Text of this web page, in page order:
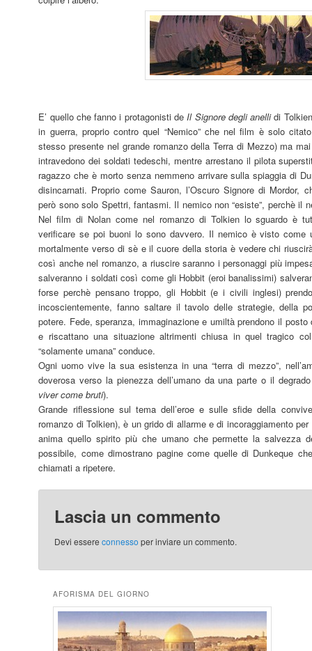
E’ quello che fanno i protagonisti deIl Signore degli anellidi
in guerra, proprio contro quel “Nemico” che nel film è solo
stesso presente nel grande romanzo della Terra di Mezzo) ma
intravedono dei soldati tedeschi, mentre arrestano il pilota
ragazzo che è morto senza nemmeno arrivare sulla spiaggia di
disincarnati. Proprio come Sauron, l’Oscuro Signore di Mordor,
però sono solo Spettri, fantasmi. Il nemico non “esiste”, perchè il
Nel film di Nolan come nel romanzo di Tolkien lo sguardo è
verificare se poi buoni lo sono davvero. Il nemico è visto
mortalmente verso di sè e il cuore della storia è vedere chi
così anche nel romanzo, a riuscire saranno i personaggi più
salveranno i soldati così come gli Hobbit (eroi banalissimi)
forse perchè pensano troppo, gli Hobbit (e i civili inglesi)
incoscientemente, fanno saltare il tavolo delle strategie, della
potere. Fede, speranza, immaginazione e umiltà prendono il
e riscattano una situazione altrimenti chiusa in quel tragico
“solamente umana” conduce.
Ogni uomo vive la sua esistenza in una “terra di mezzo”,
doverosa verso la pienezza dell’umano da una parte o il
viver come bruti).
Grande riflessione sul tema dell’eroe e sulle sfide della
romanzo di Tolkien), è un grido di allarme e di incoraggiamento
anima quello spirito più che umano che permette la salvezza
possibile, come dimostrano pagine come quelle di Dunkeque
chiamati a ripetere.
Lascia un commento
Devi essere connesso per inviare un commento.
AFORISMA DEL GIORNO